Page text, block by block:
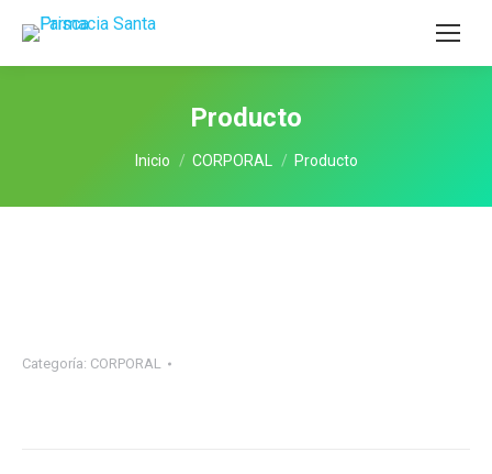
Producto
Estás aquí:
Inicio CORPORAL Producto
Categoría: CORPORAL